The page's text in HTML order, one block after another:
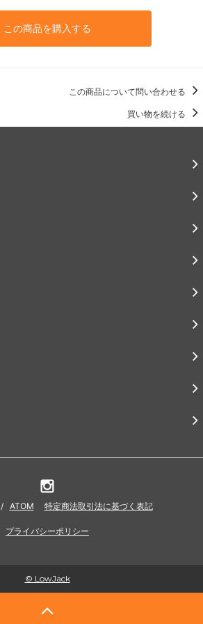
この商品を購入する
この商品について問い合わせる
買い物を続ける
/ ATOM 特定商法取引法に基づく表記
プライバシーポリシー
© LowJack